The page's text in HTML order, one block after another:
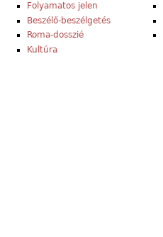
Folyamatos jelen
Beszélő-beszélgetés
Roma-dosszié
Kultúra